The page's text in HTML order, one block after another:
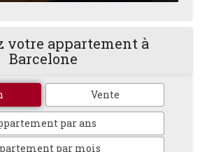
votre appartement à
Barcelone
Vente
par ans
par mois